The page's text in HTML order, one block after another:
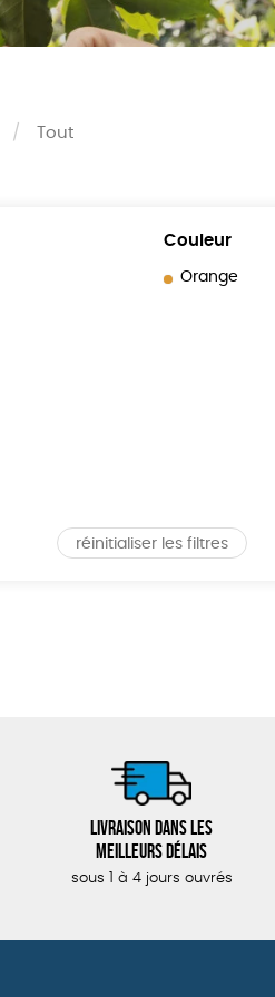
Tout
Couleur
Orange
réinitialiser les filtres
Livraison dans les
meilleurs délais
sous 1 à 4 jours ouvrés